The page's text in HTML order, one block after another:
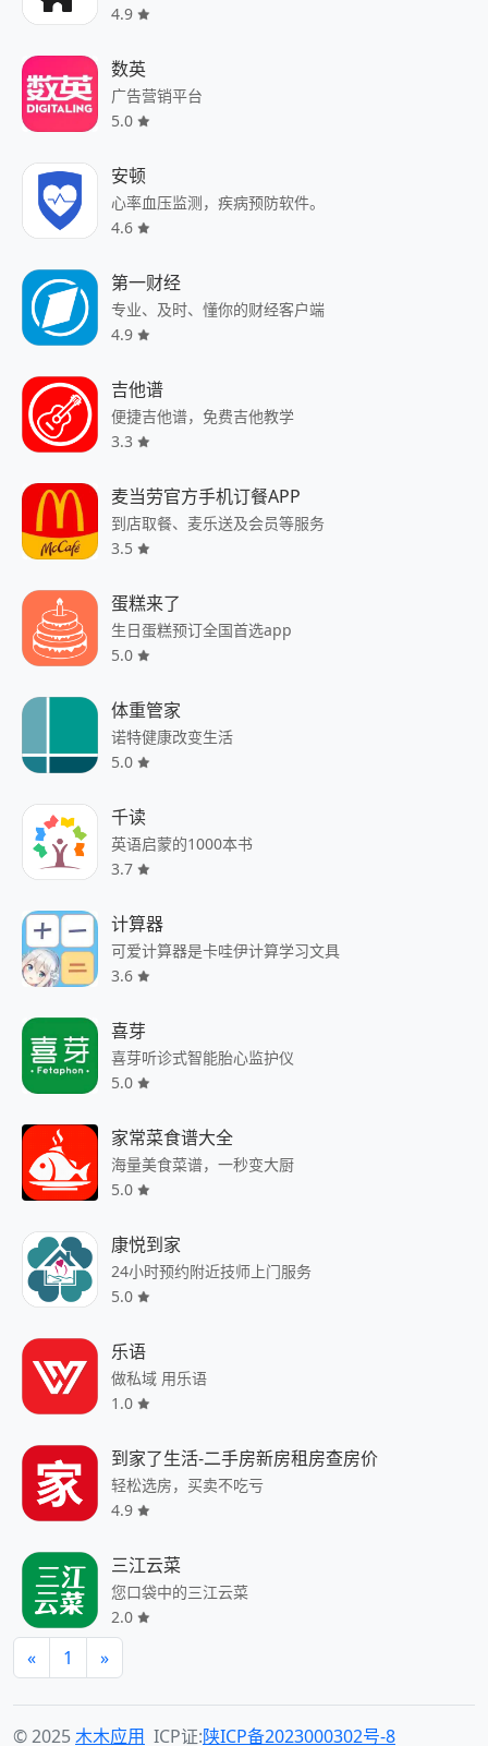
4.9
数英
广告营销平台
5.0
安顿
心率血压监测，疾病预防软件。
4.6
第一财经
专业、及时、懂你的财经客户端
4.9
吉他谱
便捷吉他谱，免费吉他教学
3.3
麦当劳官方手机订餐APP
到店取餐、麦乐送及会员等服务
3.5
蛋糕来了
生日蛋糕预订全国首选app
5.0
体重管家
诺特健康改变生活
5.0
千读
英语启蒙的1000本书
3.7
计算器
可爱计算器是卡哇伊计算学习文具
3.6
喜芽
喜芽听诊式智能胎心监护仪
5.0
家常菜食谱大全
海量美食菜谱，一秒变大厨
5.0
康悦到家
24小时预约附近技师上门服务
5.0
乐语
做私域 用乐语
1.0
到家了生活-二手房新房租房查房价
轻松选房，买卖不吃亏
4.9
三江云菜
您口袋中的三江云菜
2.0
« 1 »
© 2025木木应用 ICP证:陕ICP备2023000302号-8